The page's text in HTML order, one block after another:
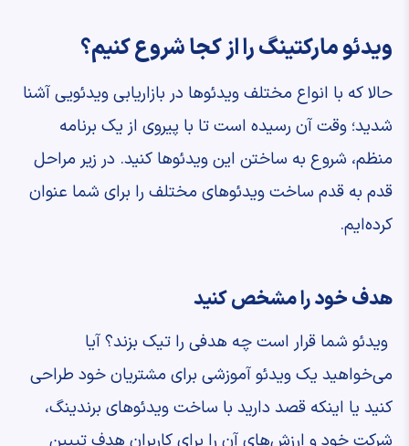
ویدئو مارکتینگ را از کجا شروع کنیم؟
حالا که با انواع مختلف ویدئوها در بازاریابی ویدئویی آشنا
شدید؛ وقت آن رسیده است تا با پیروی از یک برنامه
منظم، شروع به ساختن این ویدئوها کنید. در زیر مراحل
قدم به قدم ساخت ویدئوهای مختلف را برای شما عنوان
کرده‌ایم.
هدف خود را مشخص کنید
ویدئو شما قرار است چه هدفی را تیک بزند؟ آیا
می‌خواهید یک ویدئو آموزشی برای مشتریان خود طراحی
کنید یا اینکه قصد دارید با ساخت ویدئوهای برندینگ،
شرکت خود و ارزش‌های آن را برای کاربران هدف تبیین